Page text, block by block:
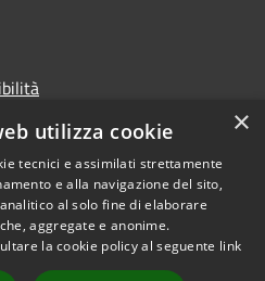
Copyright © 2026 • Comune di
Pedrengo • Powered by
×
utilizza cookie
tecnici e assimilati strettamente
e alla navigazione del sito,
al solo fine di elaborare
aggregate e anonime.
la cookie policy al seguente link